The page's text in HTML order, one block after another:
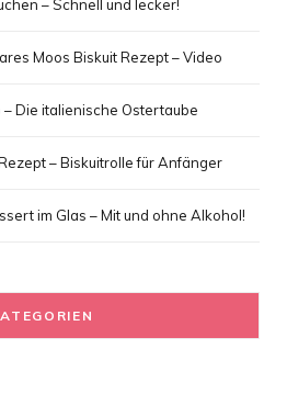
– Schnell und lecker!
Moos Biskuit Rezept – Video
Die italienische Ostertaube
– Biskuitrolle für Anfänger
im Glas – Mit und ohne Alkohol!